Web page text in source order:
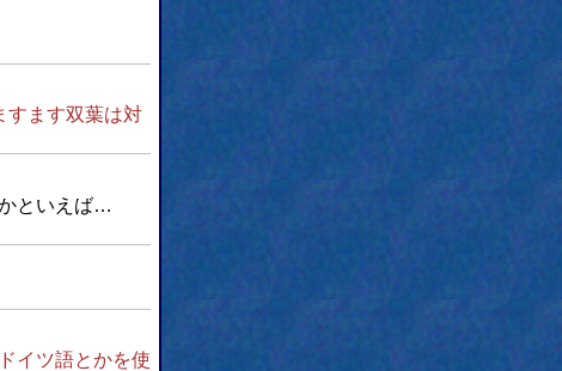
すます双葉は対
といえば…
ドイツ語とかを使